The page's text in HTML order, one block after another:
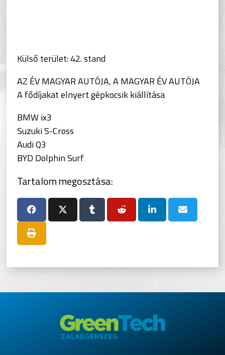
Külső terület: 42. stand
AZ ÉV MAGYAR AUTÓJA, A MAGYAR ÉV AUTÓJA
A fődíjakat elnyert gépkocsik kiállítása
BMW ix3
Suzuki S-Cross
Audi Q3
BYD Dolphin Surf
Tartalom megosztása: